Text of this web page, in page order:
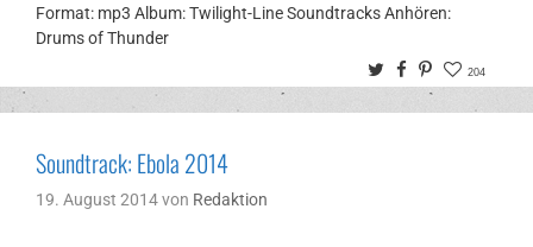
Format: mp3 Album: Twilight-Line Soundtracks Anhören:
Drums of Thunder
TwitterFacebook
Pinterest
204
Soundtrack: Ebola 2014
19. August 2014von Redaktion